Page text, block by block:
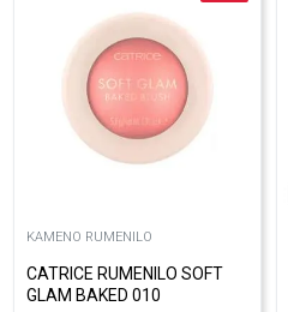
KAMENO RUMENILO
CATRICE RUMENILO SOFT
GLAM BAKED 010